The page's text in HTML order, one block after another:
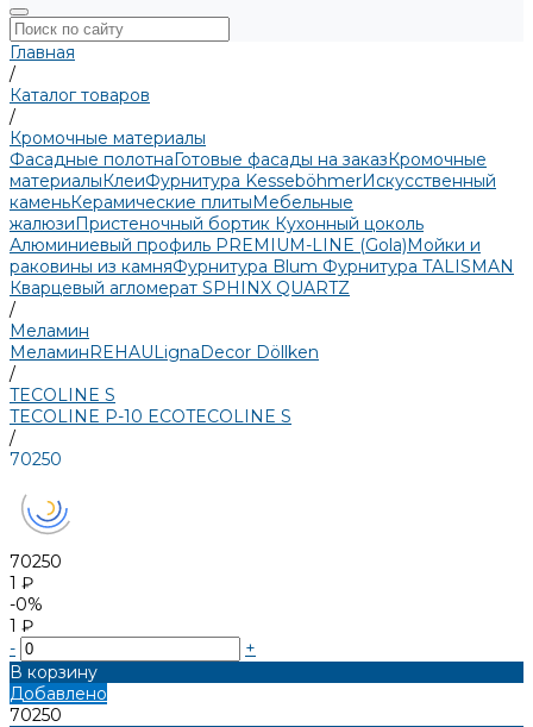
Главная
/
Каталог товаров
/
Кромочные материалы
Фасадные полотнаГотовые фасады на заказКромочные
материалыКлеиФурнитура KesseböhmerИскусственный
каменьКерамические плитыМебельные
жалюзиПристеночный бортик Кухонный цоколь
Алюминиевый профиль PREMIUM-LINE (Gola)Мойки и
раковины из камняФурнитура Blum Фурнитура TALISMAN
Кварцевый агломерат SPHINX QUARTZ
/
Меламин
МеламинREHAULignaDecor Döllken
/
TECOLINE S
TECOLINE P-10 ECOTECOLINE S
/
70250
70250
1 ₽
-0%
1 ₽
-
+
В корзину
Добавлено
70250